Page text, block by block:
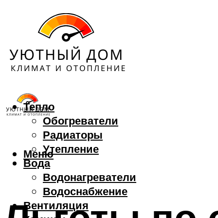
Тепло
Обогреватели
Радиаторы
Утепление
Вода
Водонагреватели
Водоснабжение
Вентиляция
Меню